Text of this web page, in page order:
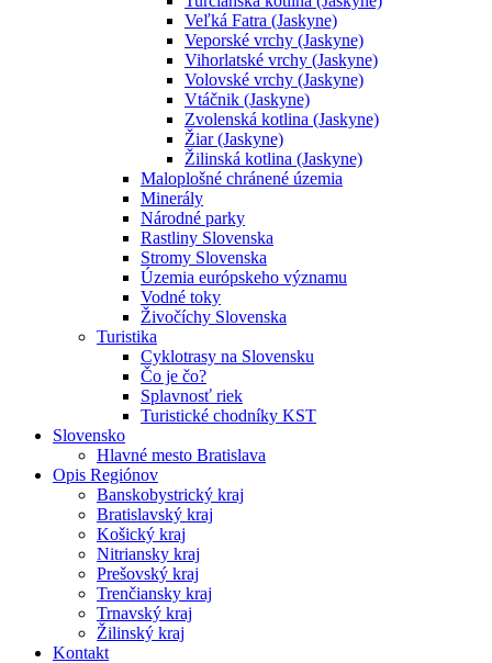
Veľká Fatra (Jaskyne)
Veporské vrchy (Jaskyne)
Vihorlatské vrchy (Jaskyne)
Volovské vrchy (Jaskyne)
Vtáčnik (Jaskyne)
Zvolenská kotlina (Jaskyne)
Žiar (Jaskyne)
Žilinská kotlina (Jaskyne)
Maloplošné chránené územia
Minerály
Národné parky
Rastliny Slovenska
Stromy Slovenska
Územia európskeho významu
Vodné toky
Živočíchy Slovenska
Turistika
Cyklotrasy na Slovensku
Čo je čo?
Splavnosť riek
Turistické chodníky KST
Slovensko
Hlavné mesto Bratislava
Opis Regiónov
Banskobystrický kraj
Bratislavský kraj
Košický kraj
Nitriansky kraj
Prešovský kraj
Trenčiansky kraj
Trnavský kraj
Žilinský kraj
Kontakt